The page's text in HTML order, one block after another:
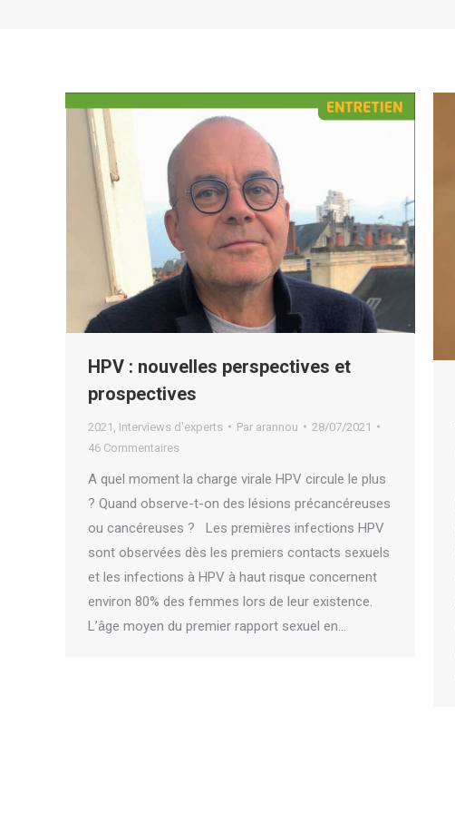
HPV : nouvelles perspectives et
prospectives
2021 Interviews d'experts Par arannou
28/07/2021
46 Commentaires
A quel moment la charge virale HPV circule le plus
? Quand observe-t-on des lésions précancéreuses
ou cancéreuses ? Les premières infections HPV
sont observées dès les premiers contacts sexuels
et les infections à HPV à haut risque concernent
environ 80% des femmes lors de leur existence.
L’âge moyen du premier rapport sexuel en…